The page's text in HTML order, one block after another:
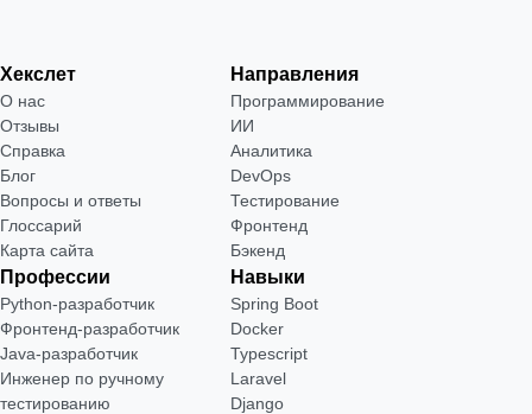
Хекслет
О нас
Отзывы
Справка
Блог
Вопросы и ответы
Глоссарий
Карта сайта
Направления
Программирование
ИИ
Аналитика
DevOps
Тестирование
Фронтенд
Бэкенд
Профессии
Python-разработчик
Фронтенд-разработчик
Java-разработчик
Инженер по ручному
тестированию
Навыки
Spring Boot
Docker
Typescript
Laravel
Django